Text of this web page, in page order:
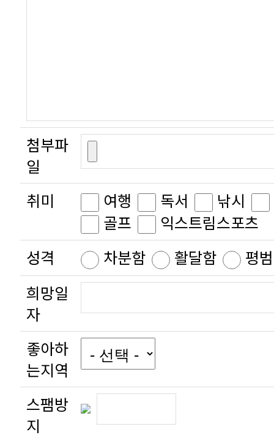
첨부파
일
취미
여행 독서 낚시
골프
익스트림스포츠
성격
차분함 활달함
평
희망일
자
좋아하
는지역
스팸방
지